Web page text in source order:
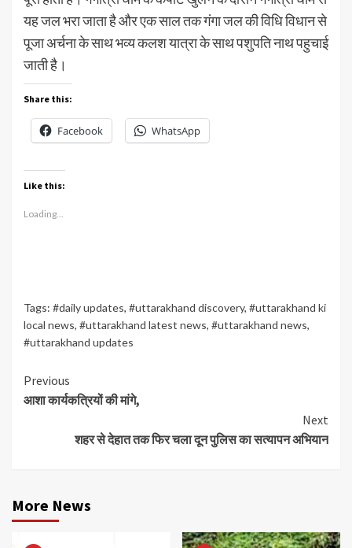
यह जल भरा जाता है और एक साल तक गंगा जल की विधि विधान से
पूजा अर्चना के साथ भव्य कलश यात्रा के साथ पशुपति नाथ पहुचाई
जाती है।
Share this:
Facebook WhatsApp
Like this:
Loading...
Tags: #daily updates, #uttarakhand discovery, #uttarakhand ki
local news, #uttarakhand latest news, #uttarakhand news,
#uttarakhand updates
Continue
Reading
Previous
आशा कार्यकत्रियों की मांगे,
Next
शहर से देहात तक फिर चला दून पुलिस का सत्यापन अभियान
More News